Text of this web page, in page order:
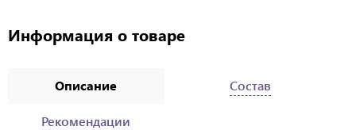
Информация о товаре
Описание Состав
Рекомендации